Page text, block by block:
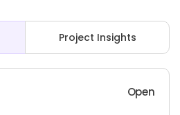
Project Insights
Open